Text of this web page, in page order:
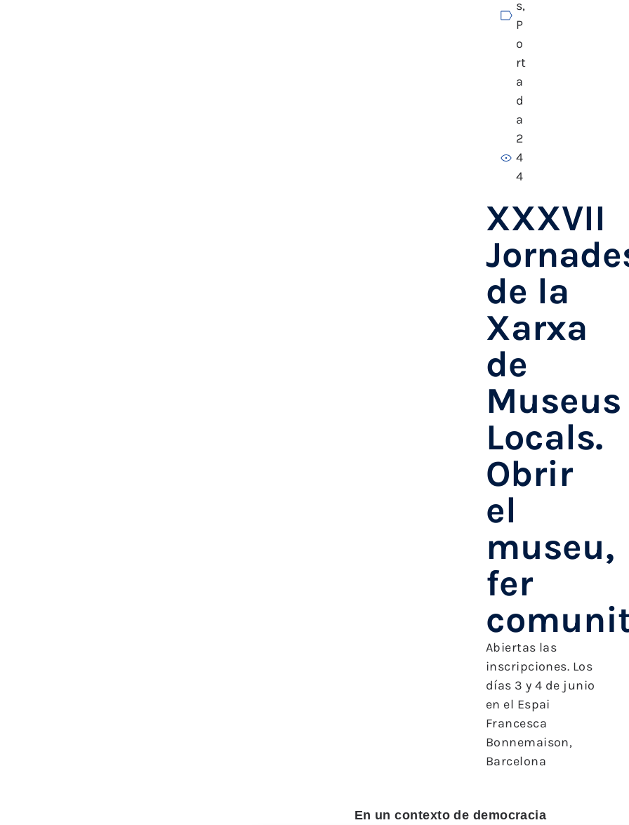
s,
P
o
rt
a
d
a
2
4
4
XXXVII
de la
Xarxa
de
Museus
Locals.
Obrir
el
museu,
fer
Abiertas las
inscripciones. Los
días 3 y 4 de junio
en el Espai
Francesca
Bonnemaison,
Barcelona
En un contexto de democracia